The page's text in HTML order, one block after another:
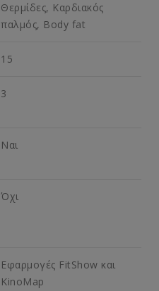
Θερμίδες, Καρδιακός
παλμός, Body fat
15
3
Ναι
Όχι
Εφαρμογές FitShow και
KinoMap